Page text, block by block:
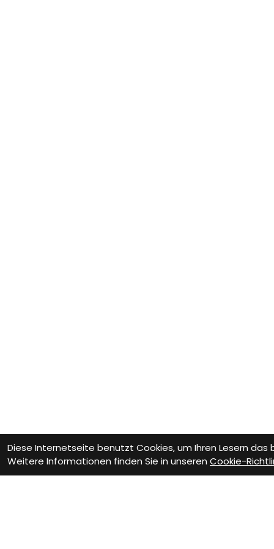
Diese Internetseite benutzt Cookies, um Ihren Lesern
Weitere Informationen finden Sie in unseren Cookie-